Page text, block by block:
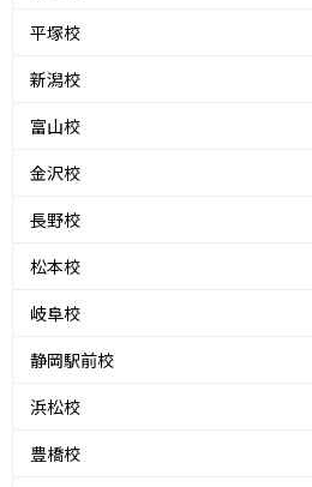
平塚校
新潟校
富山校
金沢校
長野校
松本校
岐阜校
静岡駅前校
浜松校
豊橋校